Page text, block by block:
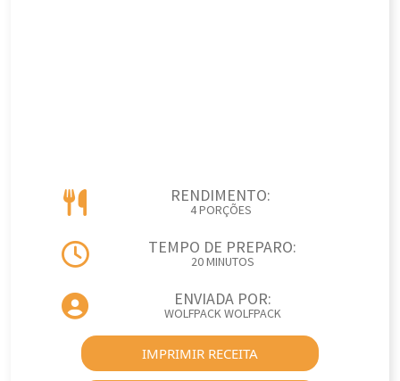
RENDIMENTO:
4 PORÇÕES
TEMPO DE PREPARO:
20 MINUTOS
ENVIADA POR:
WOLFPACK WOLFPACK
IMPRIMIR RECEITA